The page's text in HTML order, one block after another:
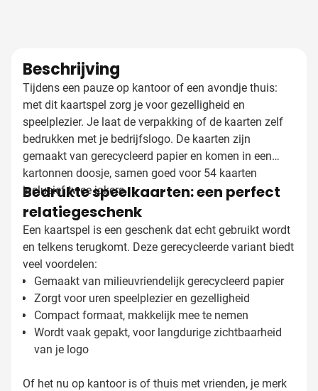
Beschrijving
Tijdens een pauze op kantoor of een avondje thuis:
met dit kaartspel zorg je voor gezelligheid en
speelplezier. Je laat de verpakking of de kaarten zelf
bedrukken met je bedrijfslogo. De kaarten zijn
gemaakt van gerecycleerd papier en komen in een
kartonnen doosje, samen goed voor 54 kaarten
inclusief twee jokers.
Bedrukte speelkaarten: een perfect
relatiegeschenk
Een kaartspel is een geschenk dat echt gebruikt wordt
en telkens terugkomt. Deze gerecycleerde variant biedt
veel voordelen:
Gemaakt van milieuvriendelijk gerecycleerd papier
Zorgt voor uren speelplezier en gezelligheid
Compact formaat, makkelijk mee te nemen
Wordt vaak gepakt, voor langdurige zichtbaarheid
van je logo
Of het nu op kantoor is of thuis met vrienden, je merk